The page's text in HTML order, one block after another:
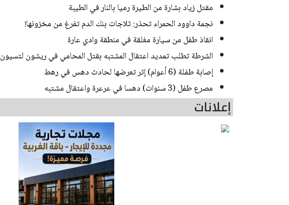
مقتل زياد بشارة من الطيرة رميا بالنار في الطيبة
نجمة داوود الحمراء تحذر: ثلاجات بنك الدم تفرغ من مخزونها!
انقاذ طفل من سيارة مغلقة في منطقة وادي عارة
الشرطة تطلب تمديد اعتقال المشتبه بقتل المحامي في ريشون لتسيون 15 يوما
إصابة طفلة (6 أعوام) إثر تعرضها لحادث دهس في رهط
مصرع طفل (3 سنوات) دهسا في عرعرة واعتقال مشتبه
إعلانات